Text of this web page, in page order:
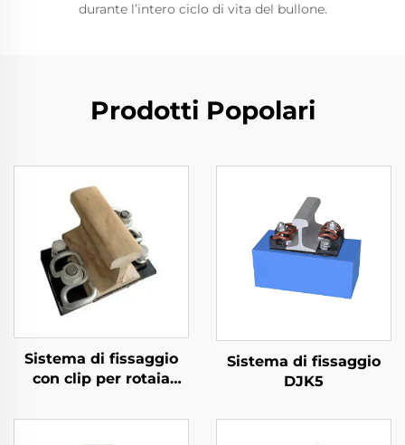
durante l’intero ciclo di vita del bullone.
Prodotti Popolari
Sistema di fissaggio
con clip per rotaia
Sistema di fissaggio
DJK5